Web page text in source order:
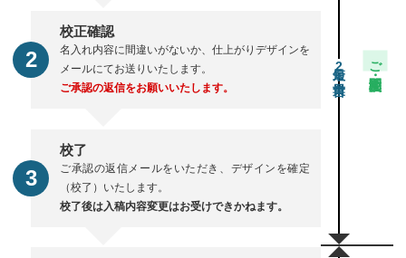
校正確認
名入れ内容に間違いがないか、仕上がりデザインを
メールにてお送りいたします。
ご承認の返信をお願いいたします。
校了
ご承認の返信メールをいただき、デザインを確定
（校了）いたします。
校了後は入稿内容変更はお受けできかねます。
2 ご注文・校正期間